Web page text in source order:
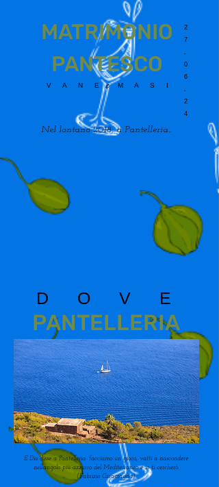
MATRIMONIO
PANTESCO
e
V A N E M A S I
2
7
.
0
6
.
2
4
Nel lontano 2018, a Pantelleria..
D O V E
PANTELLERIA
E Dio disse a Pantelleria: facciamo un gioco, vatti a nascondere
nell’angolo più azzurro del Mediterraneo e io ti cercherò.
(Fabrizio Caramagna)